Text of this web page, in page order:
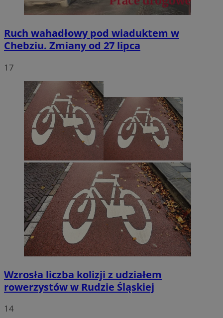
Ruch wahadłowy pod wiaduktem w
Chebziu. Zmiany od 27 lipca
17
Wzrosła liczba kolizji z udziałem
rowerzystów w Rudzie Śląskiej
14